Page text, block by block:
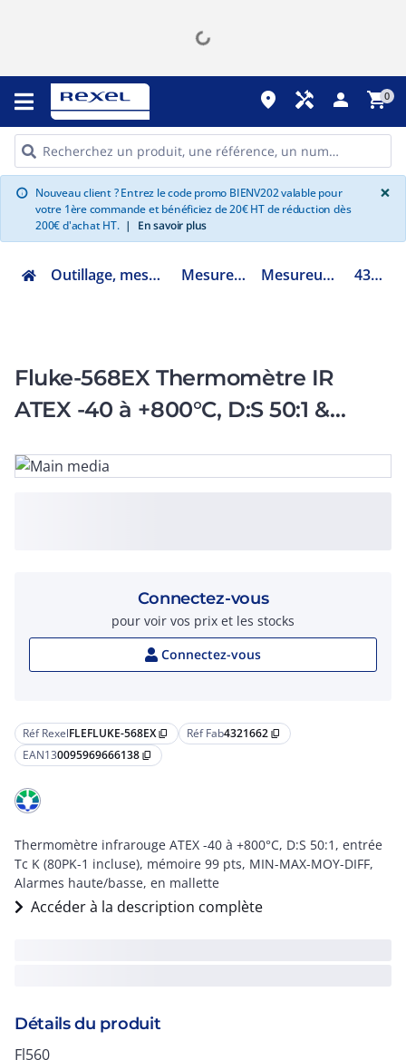
place handyman person shopping_cart0
info Nouveau client ? Entrez le code promo BIENV202 valable pour
votre 1ère commande et bénéficiez de 20€ HT de réduction dès
200€ d'achat HT. | En savoir plus
×
Outillage, mesure et fixation Mesure portable Mesureur physique 4321662
Fluke-568EX Thermomètre IR
ATEX -40 à +800°C, D:S 50:1 &
Réf RexelFLEFLUKE-568EX content_copy Réf Fab4321662 content_copy
EAN130095969666138 content_copy
Thermomètre infrarouge ATEX -40 à +800°C, D:S 50:1, entrée
Tc K (80PK-1 incluse), mémoire 99 pts, MIN-MAX-MOY-DIFF,
Alarmes haute/basse, en mallette
Accéder à la description complète
Détails du produit
Fl560
Connectez-vous
pour voir vos prix et les stocks
Connectez-vous